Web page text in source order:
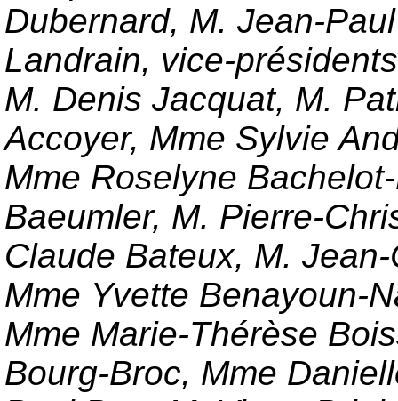
Dubernard, M. Jean-
Landrain, vice-
M. Denis Jacquat, M.
Accoyer, Mme Sylvie
Mme Roselyne
Baeumler, M. Pierre-
Claude Bateux, M.
Mme Yvette Benayoun-
Mme Marie-Thérèse
Bourg-Broc, Mme